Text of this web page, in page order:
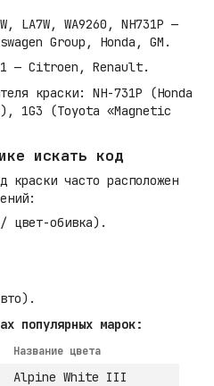
LA7W, WA9260, NH731P —
Group, Honda, GM.
— Citroen, Renault.
краски: NH-731P (Honda
1G3 (Toyota «Magnetic
искать код
краски часто расположен
/ цвет-обивка).
популярных марок:
Название цвета
Alpine White III